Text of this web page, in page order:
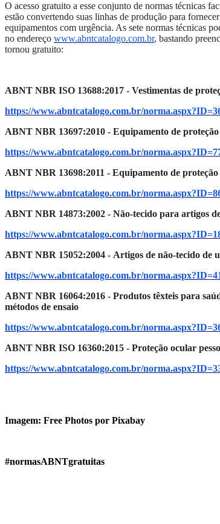
O acesso gratuito a esse conjunto de normas técnicas
estão convertendo suas linhas de produção para
equipamentos com urgência. As sete normas técnicas
no endereço www.abntcatalogo.com.br, bastando
tornou gratuito:
ABNT NBR ISO 13688:2017 - Vestimentas de
https://www.abntcatalogo.com.br/
ABNT NBR 13697:2010 - Equipamento de
https://www.abntcatalogo.com.br/
ABNT NBR 13698:2011 - Equipamento de
https://www.abntcatalogo.com.br/
ABNT NBR 14873:2002 - Não-tecido para artigos
https://www.abntcatalogo.com.br/
ABNT NBR 15052:2004 - Artigos de não-tecido de
https://www.abntcatalogo.com.br/
ABNT NBR 16064:2016 - Produtos têxteis para
métodos de ensaio
https://www.abntcatalogo.com.br/
ABNT NBR ISO 16360:2015 - Proteção ocular
https://www.abntcatalogo.com.br/
Imagem: Free Photos por Pixabay
#normasABNTgratuitas